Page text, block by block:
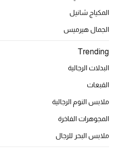
غرفة الطعام
الحمام
الشموع والعطور المنزلية
المكياج شانيل
الجمال هيرميس
Trending
البدلات الرجالية
القبعات
ملابس النوم الرجالية
المجوهرات الفاخرة
ملابس البحر للرجال